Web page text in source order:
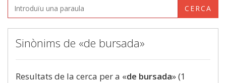
CERCA
Sinònims de «de bursada»
Resultats de la cerca per a «de bursada» (1